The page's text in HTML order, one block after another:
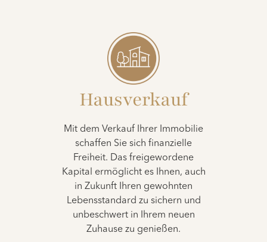
Hausverkauf
Mit dem Verkauf Ihrer Immobilie
schaffen Sie sich finanzielle
Freiheit. Das freigewordene
Kapital ermöglicht es Ihnen, auch
in Zukunft Ihren gewohnten
Lebensstandard zu sichern und
unbeschwert in Ihrem neuen
Zuhause zu genießen.